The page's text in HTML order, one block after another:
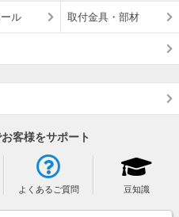
ル 取付金具・部材
客様をサポート
よくあるご質問 豆知識